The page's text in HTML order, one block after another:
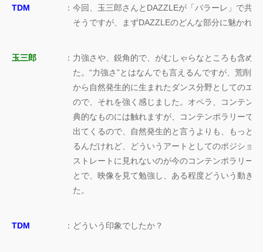
TDM ： 今回、玉三郎さんとDAZZLEが「バラーレ」で共
そうですが、まずDAZZLEのどんな部分に魅かれ
玉三郎 ： 力強さや、鋭角的で、がむしゃらなところも含め
た。“力強さ”とはなんでも言えるんですが、荒削
から自然発生的に生まれたダンス分野としてのエ
ので、それを強く感じました。オペラ、コンテン
典的なものには触れますが、コンテンポラリーで
出てくるので、自然発生的と言うよりも、もっと
るんだけれど、どういうアートとしてのポジショ
ストレートに見れないのが今のコンテンポラリー
とで、映像を見て勉強し、ある程度どういう動き
た。
TDM ： どういう印象でしたか？